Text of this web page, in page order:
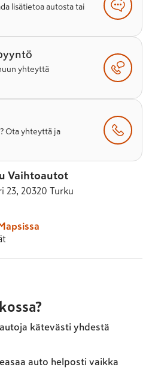
lisätietoa autosta tai
yhteyttä
Ota yhteyttä ja
Vaihtoautot
23, 20320 Turku
kätevästi yhdestä
auto helposti vaikka